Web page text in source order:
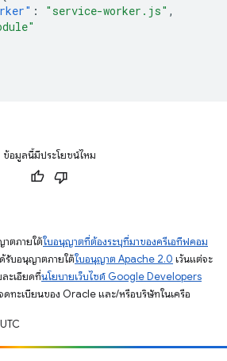
: "service-worker.js" ,
ข้อมูลนี้มีประโยชน์ไหม
าตภายใต้ใบอนุญาตที่ต้องระบุที่มาของครีเอทีฟคอม
รับอนุญาตภายใต้ใบอนุญาต Apache 2.0 เว้นแต่จะ
ละเอียดที่นโยบายเว็บไซต์ Google Developers
ดทะเบียนของ Oracle และ/หรือบริษัทในเครือ